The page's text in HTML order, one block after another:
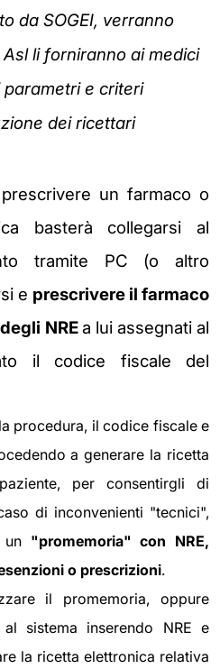
da SOGEI, verranno
li forniranno ai medici
e criteri
dei ricettari
un farmaco o
basterà collegarsi al
tramite PC (o altro
e prescrivere il farmaco
NREa lui assegnati al
il codice fiscale del
procedura, il codice fiscale e
a generare la ricetta
per consentirgli di
di inconvenienti "tecnici",
un "promemoria" con NRE,
o prescrizioni.
il promemoria, oppure
sistema inserendo NRE e
la ricetta elettronica relativa